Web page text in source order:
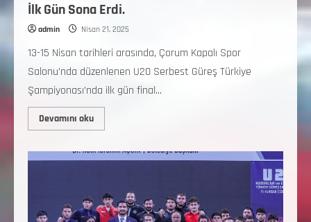
İlk Gün Sona Erdi.
admin Nisan 21, 2025
13-15 Nisan tarihleri arasında, Çorum Kapalı Spor
Salonu’nda düzenlenen U20 Serbest Güreş Türkiye
Şampiyonası’nda ilk gün final...
Devamını oku